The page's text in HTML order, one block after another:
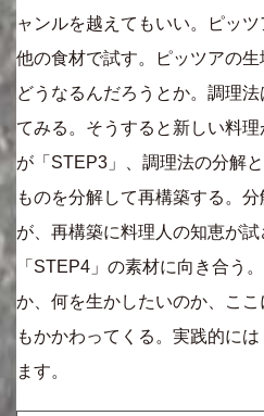
ャンルを越えてもいい。ピッ
他の食材で試す。ピッツアの
どうなるんだろうとか。調理
てみる。そうすると新しい料
が「STEP3」、調理法の分解
ものを分解して再構築する。
が、再構築に料理人の知恵が
「STEP4」の素材に向き合う
か、何を生かしたいのか、ここ
もかかわってくる。実践的に
ます。